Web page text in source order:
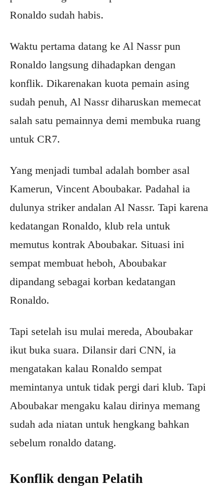
Ronaldo sudah habis.
Waktu pertama datang ke Al Nassr pun
Ronaldo langsung dihadapkan dengan
konflik. Dikarenakan kuota pemain asing
sudah penuh, Al Nassr diharuskan memecat
salah satu pemainnya demi membuka ruang
untuk CR7.
Yang menjadi tumbal adalah bomber asal
Kamerun, Vincent Aboubakar. Padahal ia
dulunya striker andalan Al Nassr. Tapi karena
kedatangan Ronaldo, klub rela untuk
memutus kontrak Aboubakar. Situasi ini
sempat membuat heboh, Aboubakar
dipandang sebagai korban kedatangan
Ronaldo.
Tapi setelah isu mulai mereda, Aboubakar
ikut buka suara. Dilansir dari CNN, ia
mengatakan kalau Ronaldo sempat
memintanya untuk tidak pergi dari klub. Tapi
Aboubakar mengaku kalau dirinya memang
sudah ada niatan untuk hengkang bahkan
sebelum ronaldo datang.
Konflik dengan Pelatih